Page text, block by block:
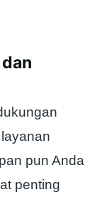
pun Anda
penting